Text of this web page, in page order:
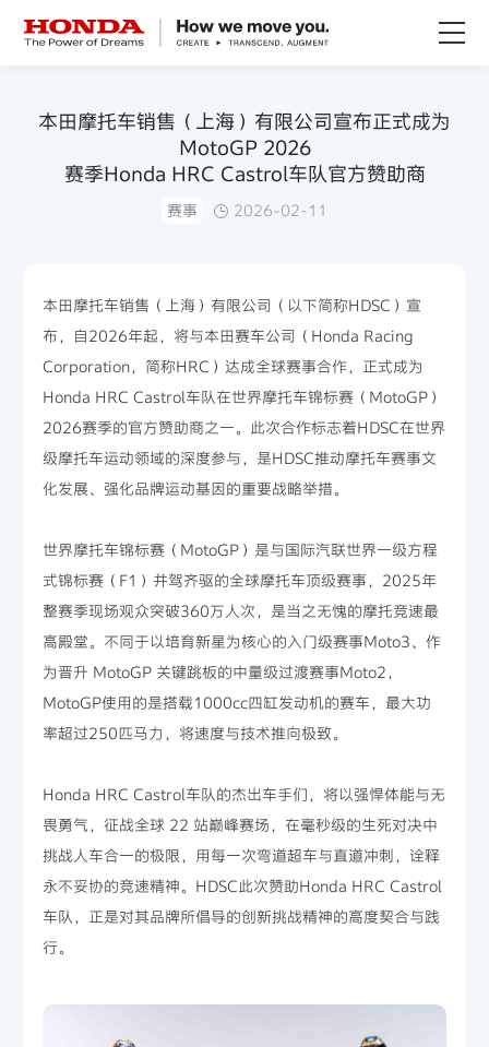
Honda纯电
技术创新
赛事运动
新闻资讯
本田摩托车销售（上海）有限公司宣布正式成为
MotoGP 2026
赛季Honda HRC Castrol车队官方赞助商
赛事 2026-02-11
本田摩托车销售（上海）有限公司（以下简称HDSC）宣
布，自2026年起，将与本田赛车公司（Honda Racing
Corporation，简称HRC）达成全球赛事合作，正式成为
Honda HRC Castrol车队在世界摩托车锦标赛（MotoGP）
2026赛季的官方赞助商之一。此次合作标志着HDSC在世界
级摩托车运动领域的深度参与，是HDSC推动摩托车赛事文
化发展、强化品牌运动基因的重要战略举措。
世界摩托车锦标赛（MotoGP）是与国际汽联世界一级方程
式锦标赛（F1）并驾齐驱的全球摩托车顶级赛事，2025年
整赛季现场观众突破360万人次，是当之无愧的摩托竞速最
高殿堂。不同于以培育新星为核心的入门级赛事Moto3、作
为晋升 MotoGP 关键跳板的中量级过渡赛事Moto2，
MotoGP使用的是搭载1000cc四缸发动机的赛车，最大功
率超过250匹马力，将速度与技术推向极致。
Honda HRC Castrol车队的杰出车手们，将以强悍体能与无
畏勇气，征战全球 22 站巅峰赛场，在毫秒级的生死对决中
挑战人车合一的极限，用每一次弯道超车与直道冲刺，诠释
永不妥协的竞速精神。HDSC此次赞助Honda HRC Castrol
车队，正是对其品牌所倡导的创新挑战精神的高度契合与践
行。